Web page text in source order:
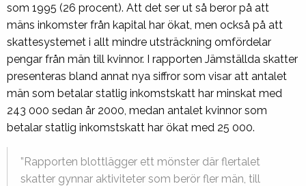
som 1995 (26 procent). Att det ser ut så beror på att
mäns inkomster från kapital har ökat, men också på att
skattesystemet i allt mindre utsträckning omfördelar
pengar från män till kvinnor. I rapporten Jämställda skatter
presenteras bland annat nya siffror som visar att antalet
män som betalar statlig inkomstskatt har minskat med
243 000 sedan år 2000, medan antalet kvinnor som
betalar statlig inkomstskatt har ökat med 25 000.
”Rapporten blottlägger ett mönster där flertalet
skatter gynnar aktiviteter som berör fler män, till